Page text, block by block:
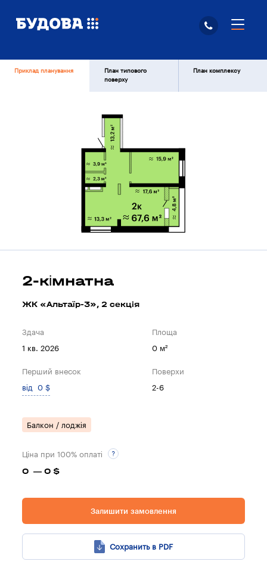
Приклад планування
План типового
поверху
План комплексу
2-кімнатна
ЖК «Альтаїр-3», 2 секцiя
Здача
1 кв. 2026
Площа
0 м²
Перший внесок
від 0 $
Поверхи
2-6
Балкон / лоджія
Ціна при 100% оплаті
0 — 0 $
Залишити замовлення
Сохранить в PDF